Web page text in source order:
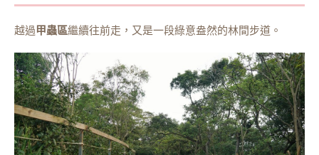
越過甲蟲區繼續往前走，又是一段綠意盎然的林間步道。